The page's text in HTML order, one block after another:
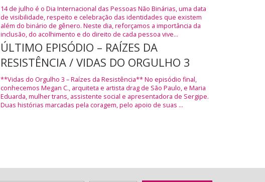
14 de julho é o Dia Internacional das Pessoas Não Binárias, uma data
de visibilidade, respeito e celebração das identidades que existem
além do binário de gênero. Neste dia, reforçamos a importância da
inclusão, do acolhimento e do direito de cada pessoa vive...
ÚLTIMO EPISÓDIO – RAÍZES DA
RESISTÊNCIA / VIDAS DO ORGULHO 3
**Vidas do Orgulho 3 – Raízes da Resistência** No episódio final,
conhecemos Megan C., arquiteta e artista drag de São Paulo, e Maria
Eduarda, mulher trans, assistente social e apresentadora de Sergipe.
Duas histórias marcadas pela coragem, pelo apoio de suas ...